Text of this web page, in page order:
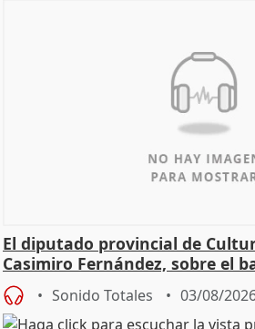
El diputado provincial de
Casimiro Fernández, sobre el
Sonido Totales 03/08/